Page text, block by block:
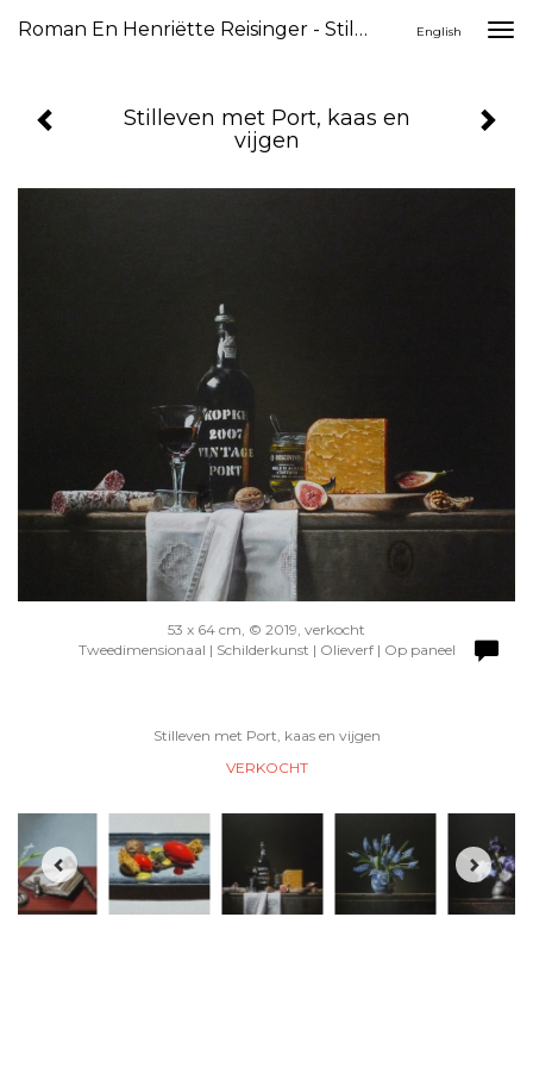
Roman En Henriëtte Reisinger - Stilleven Met Port, Kaas En Vijgen English
Stilleven met Port, kaas en
vijgen
53 x 64 cm, © 2019, verkocht
Tweedimensionaal | Schilderkunst | Olieverf | Op paneel
Stilleven met Port, kaas en vijgen
VERKOCHT